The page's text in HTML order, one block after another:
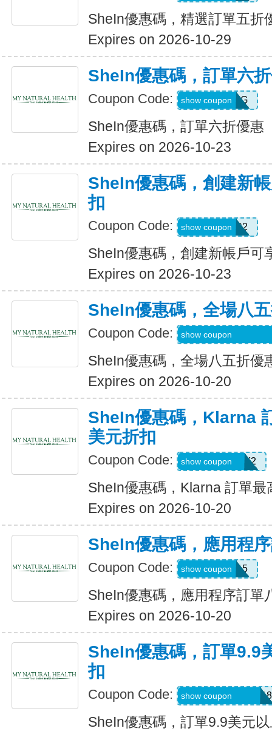
SheIn優惠碼，精選訂單五折
Expires on 2026-10-29
SheIn優惠碼，訂單六
Coupon Code: T5K539G
show coupon
SheIn優惠碼，訂單六折優惠
Expires on 2026-10-23
SheIn優惠碼，創建新
扣
Coupon Code: SWHC2
show coupon
SheIn優惠碼，創建新帳戶可
Expires on 2026-10-23
SheIn優惠碼，全場八
Coupon Code: show coupon
SheIn優惠碼，全場八五折優
Expires on 2026-10-20
SheIn優惠碼，Klarna
美元折扣
Coupon Code: KLARNAJULY2
show coupon
SheIn優惠碼，Klarna 訂單
Expires on 2026-10-20
SheIn優惠碼，應用程
Coupon Code: APP15
show coupon
SheIn優惠碼，應用程序訂單
Expires on 2026-10-20
SheIn優惠碼，訂單9.9
扣
Coupon Code: A6USquimimo7718
show coupon
SheIn優惠碼，訂單9.9美元